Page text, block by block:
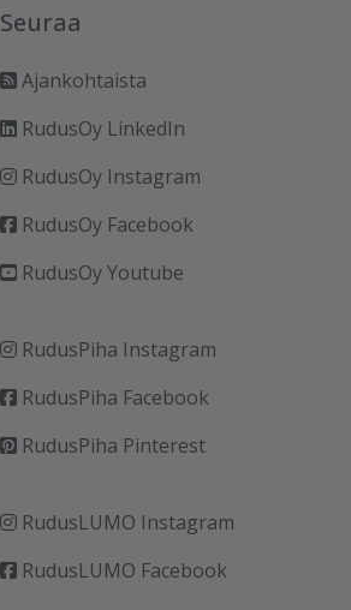
Seuraa
Ajankohtaista
RudusOy LinkedIn
RudusOy Instagram
RudusOy Facebook
RudusOy Youtube
RudusPiha Instagram
RudusPiha Facebook
RudusPiha Pinterest
RudusLUMO Instagram
RudusLUMO Facebook